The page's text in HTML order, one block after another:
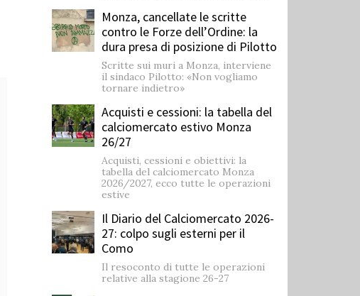
Monza, cancellate le scritte
contro le Forze dell’Ordine: la
dura presa di posizione di Pilotto
Scritte sui muri a Monza, interviene
il sindaco Pilotto: «Non vogliamo
tornare indietro»
Acquisti e cessioni: la tabella del
calciomercato estivo Monza
26/27
Acquisti, cessioni e obiettivi: la
tabella del calciomercato Monza
2026/2027, ecco tutte le operazioni
estive
Il Diario del Calciomercato 2026-
27: colpo sugli esterni per il
Como
Il resoconto di tutte le operazioni
relative alla stagione 26-27